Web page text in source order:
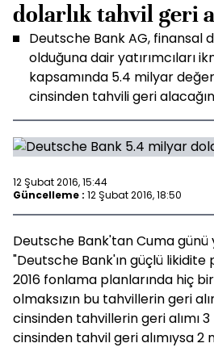
dolarlık tahvil geri
Deutsche Bank AG, finansal
olduğuna dair yatırımcıları
kapsamında 5.4 milyar
cinsinden tahvili geri
12 Şubat 2016, 15:44
Güncelleme : 12 Şubat 2016, 18:50
Deutsche Bank'tan Cuma günü
"Deutsche Bank'ın güçlü likidite
2016 fonlama planlarında hiç
olmaksızın bu tahvillerin geri
cinsinden tahvillerin geri alımı
cinsinden tahvil geri alımıysa 2